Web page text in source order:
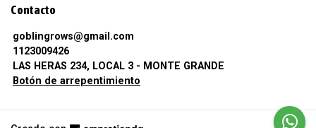
Contacto
goblingrows@gmail.com
1123009426
LAS HERAS 234, LOCAL 3 - MONTE GRANDE
Botón de arrepentimiento